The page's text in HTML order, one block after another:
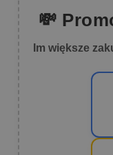
💸
Im większe